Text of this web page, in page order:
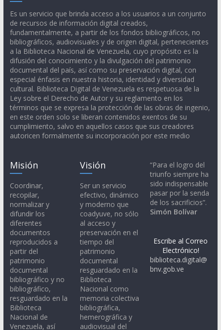
Es un servicio que brinda acceso a los usuarios a un conjunto
de recursos de información digital creados,
fundamentalmente, a partir de los fondos bibliográficos, no
bibliográficos, audiovisuales y de origen digital, pertenecientes
a la Biblioteca Nacional de Venezuela, cuyo propósito es la
difusión del conocimiento y la divulgación del patrimonio
documental del país, así como su preservación digital, con
especial énfasis en nuestra historia, identidad y diversidad
cultural. Biblioteca Digital de Venezuela es respetuosa de la
Ley sobre el Derecho de Autor y su reglamento en los
términos que se expresa la protección de las obras de ingenio,
en este orden solo se liberan contenidos exentos de su
cumplimiento, salvo en aquellos casos que sus creadores
autoricen formalmente su incorporación por este medio
Misión
Coordinar,
recopilar,
normalizar y
difundir los
diferentes
documentos
reproducidos a
partir del
patrimonio
documental
bibliográfico y no
bibliográfico,
resguardado en la
Biblioteca
Nacional de
Venezuela, así
Visión
Ser un servicio
efectivo, dinámico
y moderno que
coadyuve, no sólo
al acceso y
preservación en el
tiempo del
patrimonio
documental
resguardado en la
Biblioteca
Nacional como
memoria colectiva
bibliográfica,
hemerográfica y
audiovisual del
“Para el logro del
triunfo siempre ha
sido indispensable
pasar por la senda
de los sacrificios”.
Simón Bolívar
Escribe al Correo
Electrónico!
biblioteca.digital@
bnv.gob.ve